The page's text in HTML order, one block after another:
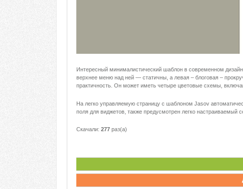
Интересный минималистический шаблон в современном
верхнее меню над ней — статичны, а левая – блоговая –
практичность. Он может иметь четыре цветовые схемы,
На легко управляемую страницу с шаблоном Jasov
поля для виджетов, также предусмотрен легко настраиваемый
Скачали: 277 раз(а)